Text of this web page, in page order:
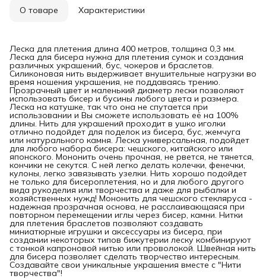
О товаре Характеристики
Леска для плетения длина 400 метров, толщина 0,3 мм.
Леска для бисера нужна для плетения сумок и создания
различных украшений, бус, чокеров и браслетов.
Силиконовая нить выдерживает внушительные нагрузки во
время ношения украшения, не поддаваясь трению.
Прозрачный цвет и маленький диаметр лески позволяют
использовать бисер и бусины любого цвета и размера.
Леска на катушке, так что она не спутается при
использовании и Вы сможете использовать её на 100%
длины. Нить для украшений проходит в ушко иголки
отлично подойдет для поделок из бисера, бус, жемчуга
или натурального камня. Леска универсальная, подойдет
для любого набора бисера: чешского, китайского или
японского. Мононить очень прочная, не рвется, не тянется,
кончики не секутся. С ней легко делать колечки, фенечки,
кулоны, легко завязывать узелки. Нить хорошо подойдет
не только для бисероплетения, но и для любого другого
вида рукоделия или творчества и даже для рыбалки и
хозяйственных нужд! Мононить для чешского стекляруса -
надежная прозрачная основа, не расслаивающаяся при
повторном перемещении иглы через бисер, камни. Нитки
для плетения браслетов позволяют создавать
миниатюрные игрушки и аксессуары из бисера, при
создании некоторых типов бижутерии леску комбинируют
с тонкой капроновой нитью или проволокой. Швейная нить
для бисера позволяет сделать творчество интересным.
Создавайте свои уникальные украшения вместе с "Нити
творчества"!